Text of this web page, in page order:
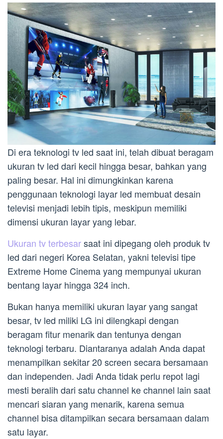
Di era teknologi tv led saat ini, telah dibuat beragam
ukuran tv led dari kecil hingga besar, bahkan yang
paling besar. Hal ini dimungkinkan karena
penggunaan teknologi layar led membuat desain
televisi menjadi lebih tipis, meskipun memiliki
dimensi ukuran layar yang lebar.
Ukuran tv terbesarsaat ini dipegang oleh produk tv
led dari negeri Korea Selatan, yakni televisi tipe
Extreme Home Cinema yang mempunyai ukuran
bentang layar hingga 324 inch.
Bukan hanya memiliki ukuran layar yang sangat
besar, tv led miliki LG ini dilengkapi dengan
beragam fitur menarik dan tentunya dengan
teknologi terbaru. Diantaranya adalah Anda dapat
menampilkan sekitar 20 screen secara bersamaan
dan independen. Jadi Anda tidak perlu repot lagi
mesti beralih dari satu channel ke channel lain saat
mencari siaran yang menarik, karena semua
channel bisa ditampilkan secara bersamaan dalam
satu layar.